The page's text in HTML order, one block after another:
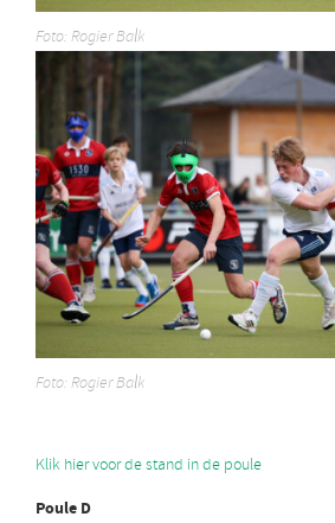
Foto: Rogier Balk
Foto: Rogier Balk
Klik hier voor de stand in de poule
Poule D